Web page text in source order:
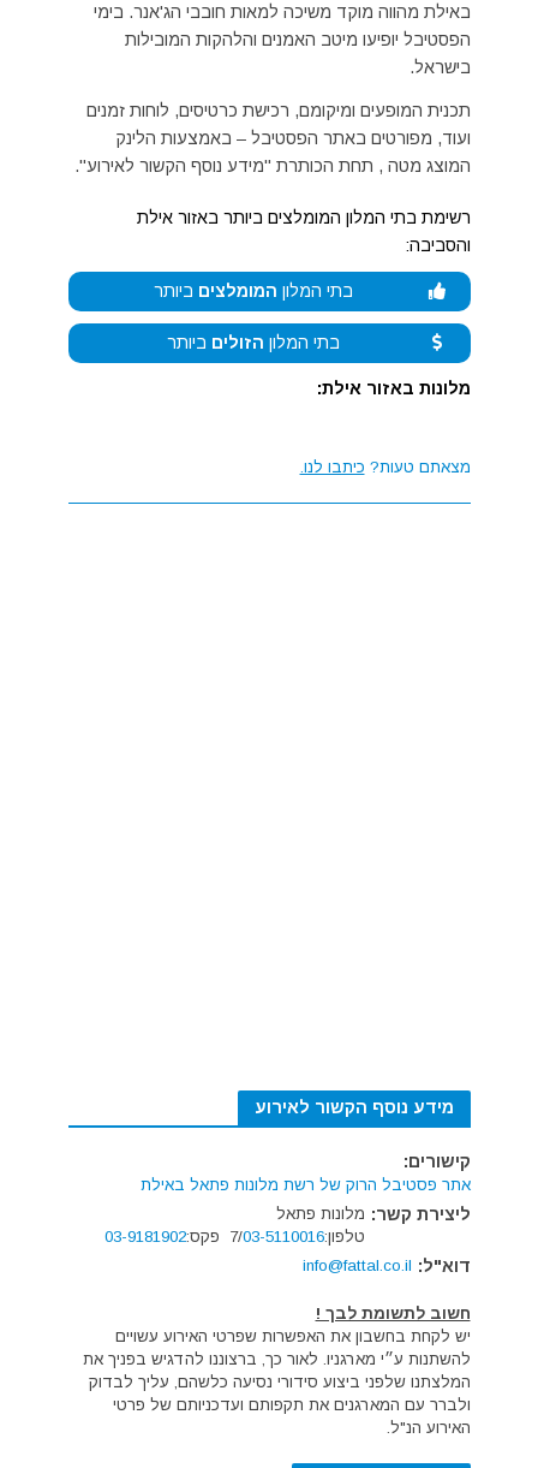
באילת מהווה מוקד משיכה למאות חובבי הג'אנר. בימי
הפסטיבל יופיעו מיטב האמנים והלהקות המובילות
בישראל.
תכנית המופעים ומיקומם, רכישת כרטיסים, לוחות זמנים
ועוד, מפורטים באתר הפסטיבל – באמצעות הלינק
המוצג מטה , תחת הכותרת "מידע נוסף הקשור לאירוע".
רשימת בתי המלון המומלצים ביותר באזור אילת
והסביבה:
בתי המלון המומלצים ביותר
בתי המלון הזולים ביותר
מלונות באזור אילת:
מצאתם טעות? כיתבו לנו.
מידע נוסף הקשור לאירוע
קישורים:
אתר פסטיבל הרוק של רשת מלונות פתאל באילת
ליצירת קשר: מלונות פתאל
טלפון:03-5110016/7 פקס: 03-9181902
דוא"ל: info@fattal.co.il
חשוב לתשומת לבך !
יש לקחת בחשבון את האפשרות שפרטי האירוע עשויים
להשתנות ע״י מארגניו. לאור כך, ברצוננו להדגיש בפניך את
המלצתנו שלפני ביצוע סידורי נסיעה כלשהם, עליך לבדוק
ולברר עם המארגנים את תקפותם ועדכניותם של פרטי
האירוע הנ"ל.